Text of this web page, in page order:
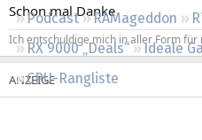
Podcast RAMageddon
RX 9000 „Deals“
Ideale
CPU-Rangliste
Schon mal Danke
Ich entschuldige mich in aller Form